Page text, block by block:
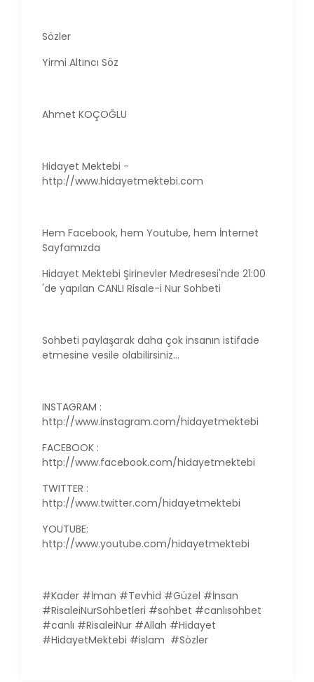
Sözler
Yirmi Altıncı Söz
Ahmet KOÇOĞLU
Hidayet Mektebi -
http://www.hidayetmektebi.com
Hem Facebook, hem Youtube, hem İnternet
Sayfamızda
Hidayet Mektebi Şirinevler Medresesi'nde 21:00
'de yapılan CANLI Risale-i Nur Sohbeti
Sohbeti paylaşarak daha çok insanın istifade
etmesine vesile olabilirsiniz...
INSTAGRAM :
http://www.instagram.com/hidayetmektebi
FACEBOOK :
http://www.facebook.com/hidayetmektebi
TWITTER :
http://www.twitter.com/hidayetmektebi
YOUTUBE:
http://www.youtube.com/hidayetmektebi
#Kader #İman #Tevhid #Güzel #İnsan
#RisaleiNurSohbetleri #sohbet #canlısohbet
#canlı #RisaleiNur #Allah #Hidayet
#HidayetMektebi #islam #Sözler